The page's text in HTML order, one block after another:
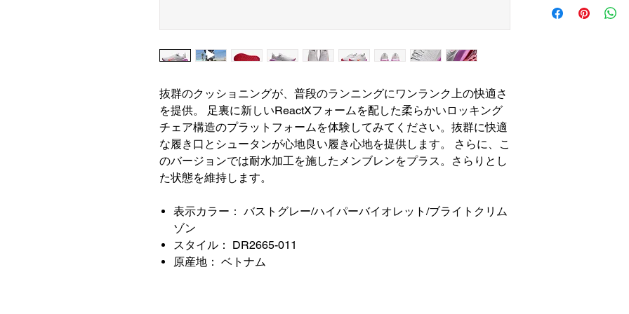
抜群のクッショニングが、普段のランニングにワンランク上の快適さ
を提供。 足裏に新しいReactXフォームを配した柔らかいロッキング
チェア構造のプラットフォームを体験してみてください。抜群に快適
な履き口とシュータンが心地良い履き心地を提供します。 さらに、こ
のバージョンでは耐水加工を施したメンブレンをプラス。さらりとし
た状態を維持します。
表示カラー： バストグレー/ハイパーバイオレット/ブライトクリム
ゾン
スタイル： DR2665-011
原産地： ベトナム
以内の返信を心がけ